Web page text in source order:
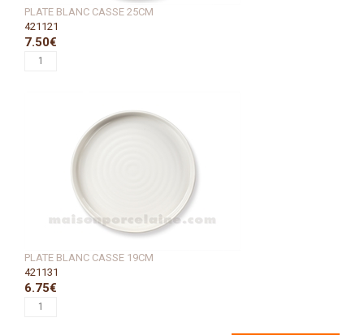
PLATE BLANC CASSE 25CM
421121
7.50€
PLATE BLANC CASSE 19CM
421131
6.75€